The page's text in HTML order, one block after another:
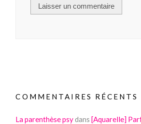
COMMENTAIRES RÉCENTS
La parenthèse psydans[Aquarelle]